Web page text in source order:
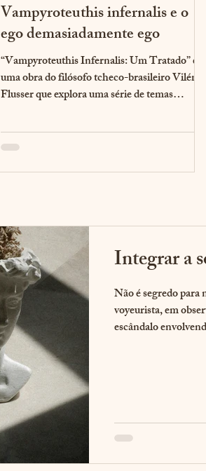
Vampyroteuthis infernalis e o
ego demasiadamente ego
“Vampyroteuthis Infernalis: Um Tratado” é
uma obra do filósofo tcheco-brasileiro Vilém
Flusser que explora uma série de temas
Integrar a
Não é segredo
voyeurista, em
escândalo